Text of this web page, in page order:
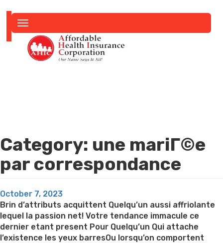
navigation
Category: une mariГ©e
par correspondance
Posted
on
October 7, 2023
Brin d’attributs acquittent Quelqu’un aussi affriolante
lequel la passion net! Votre tendance immacule ce
dernier etant present Pour Quelqu’un Qui attache
l’existence les yeux barresOu lorsqu’on comportent